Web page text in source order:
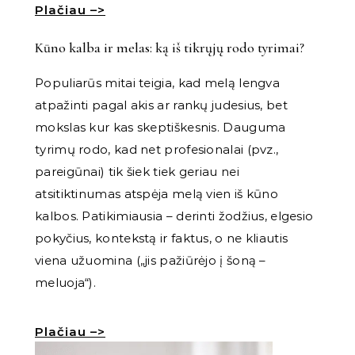
Plačiau –>
Kūno kalba ir melas: ką iš tikrųjų rodo tyrimai?
Populiarūs mitai teigia, kad melą lengva
atpažinti pagal akis ar rankų judesius, bet
mokslas kur kas skeptiškesnis. Dauguma
tyrimų rodo, kad net profesionalai (pvz.,
pareigūnai) tik šiek tiek geriau nei
atsitiktinumas atspėja melą vien iš kūno
kalbos. Patikimiausia – derinti žodžius, elgesio
pokyčius, kontekstą ir faktus, o ne kliautis
viena užuomina („jis pažiūrėjo į šoną –
meluoja“).
Plačiau –>